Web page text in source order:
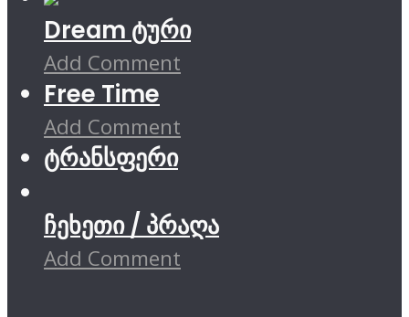
Dream ტური
Add Comment
Free Time
Add Comment
ტრანსფერი
ჩეხეთი / პრაღა
Add Comment